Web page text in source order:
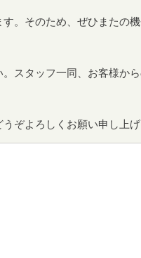
。そのため、ぜひまたの
スタッフ一同、お客様か
ぞよろしくお願い申し上げ